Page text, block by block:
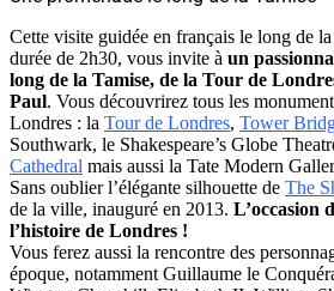
Cette visite guidée en français le long de
durée de 2h30, vous invite à un
long de la Tamise, de la Tour de
Paul. Vous découvrirez tous les
Londres : la Tour de Londres, Tower
Southwark, le Shakespeare’s Globe
Cathedral mais aussi la Tate Modern
Sans oublier l’élégante silhouette de The
de la ville, inauguré en 2013. L’occasion
l’histoire de Londres !
Vous ferez aussi la rencontre des
époque, notamment Guillaume le